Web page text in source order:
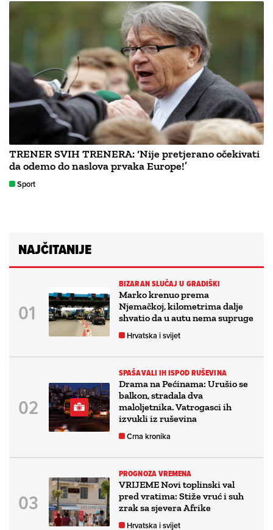
TRENER SVIH TRENERA: ‘Nije pretjerano očekivati
da odemo do naslova prvaka Europe!’
Sport
NAJČITANIJE
BIZARAN SLUČAJ U GRADIŠKI
Marko krenuo prema
Njemačkoj, kilometrima dalje
shvatio da u autu nema supruge
Hrvatska i svijet
SPAŠAVALI IH ISPOD RUŠEVINA
Drama na Pećinama: Urušio se
balkon, stradala dva
maloljetnika. Vatrogasci ih
izvukli iz ruševina
Crna kronika
PROGNOZA VREMENA
VRIJEME Novi toplinski val
pred vratima: Stiže vruć i suh
zrak sa sjevera Afrike
Hrvatska i svijet